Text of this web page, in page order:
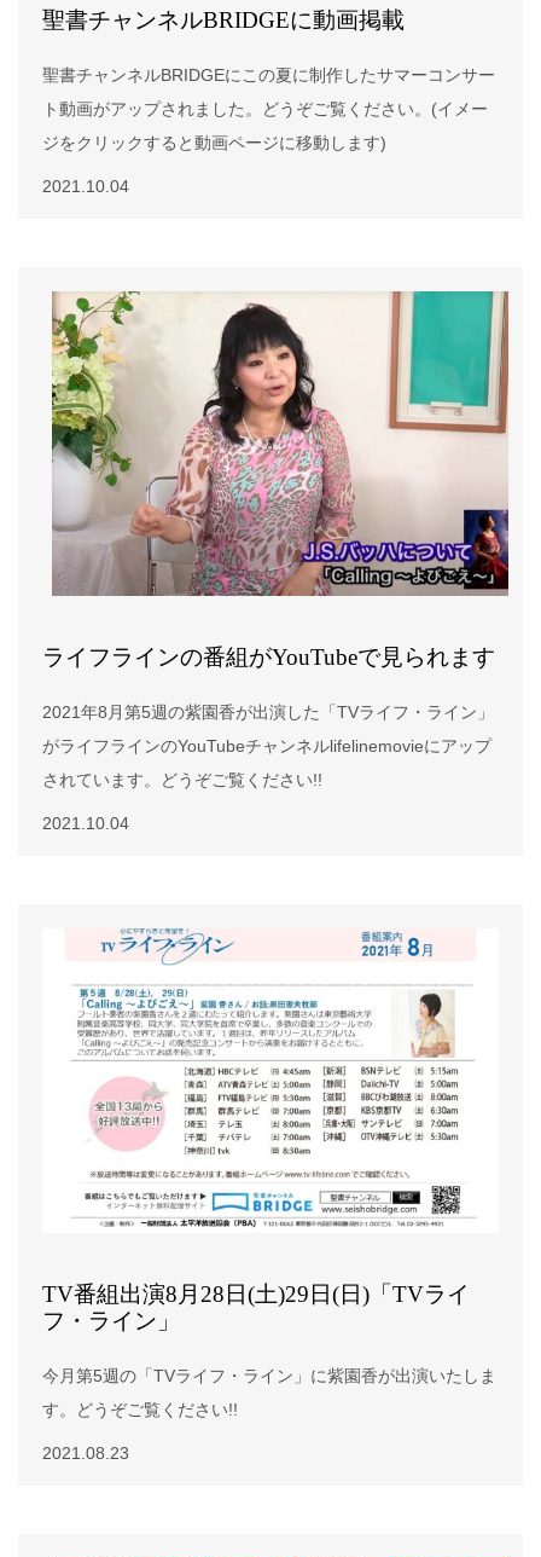
聖書チャンネルBRIDGEに動画掲載
聖書チャンネルBRIDGEにこの夏に制作したサマーコンサー
ト動画がアップされました。どうぞご覧ください。(イメー
ジをクリックすると動画ページに移動します)
2021.10.04
ライフラインの番組がYouTubeで見られます
2021年8月第5週の紫園香が出演した「TVライフ・ライン」
がライフラインのYouTubeチャンネルlifelinemovieにアップ
されています。どうぞご覧ください!!
2021.10.04
TV番組出演8月28日(土)29日(日)「TVライ
フ・ライン」
今月第5週の「TVライフ・ライン」に紫園香が出演いたしま
す。どうぞご覧ください!!
2021.08.23